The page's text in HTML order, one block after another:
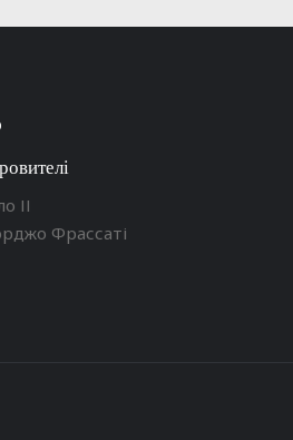
ІІ
Фрассаті